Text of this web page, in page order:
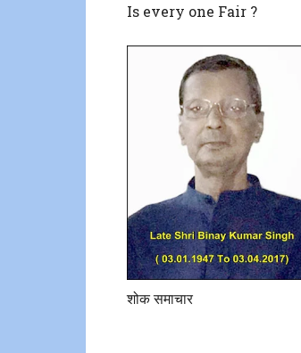
Is every one Fair ?
शोक समाचार